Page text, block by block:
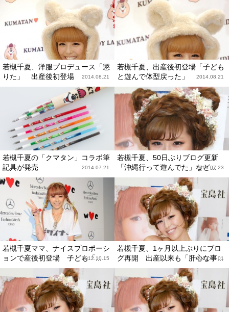
若槻千夏、洋服プロデュース「懲
りた」 出産後初登場
2014.08.21
若槻千夏、出産後初登場「子ども
と遊んで体型戻った」
2014.08.21
若槻千夏の「クマタン」コラボ筆
記具が発売
2014.07.21
若槻千夏、50日ぶりブログ更新
「沖縄行って遊んでた」など...
2013.07.23
若槻千夏ママ、ナイスプロポーシ
ョンで産後初登場 子ども「...
2012.10.15
若槻千夏、1ヶ月以上ぶりにブロ
グ再開 出産以来も「肝心な事...
2012.08.01